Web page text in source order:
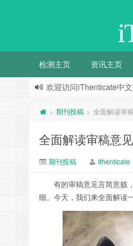
检测主页 资讯主页
欢迎访问iThenticate中
> 期刊投稿 > 全面解读审
全面解读审稿意
期刊投稿 ithenticate
有的审稿意见言简意赅
细。今天，我们来全面解读